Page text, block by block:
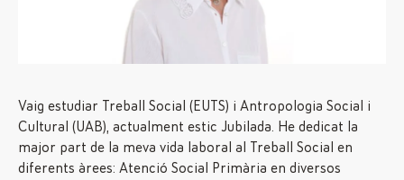
Vaig estudiar Treball Social (EUTS) i Antropologia Social i
Cultural (UAB), actualment estic Jubilada. He dedicat la
major part de la meva vida laboral al Treball Social en
diferents àrees: Atenció Social Primària en diversos